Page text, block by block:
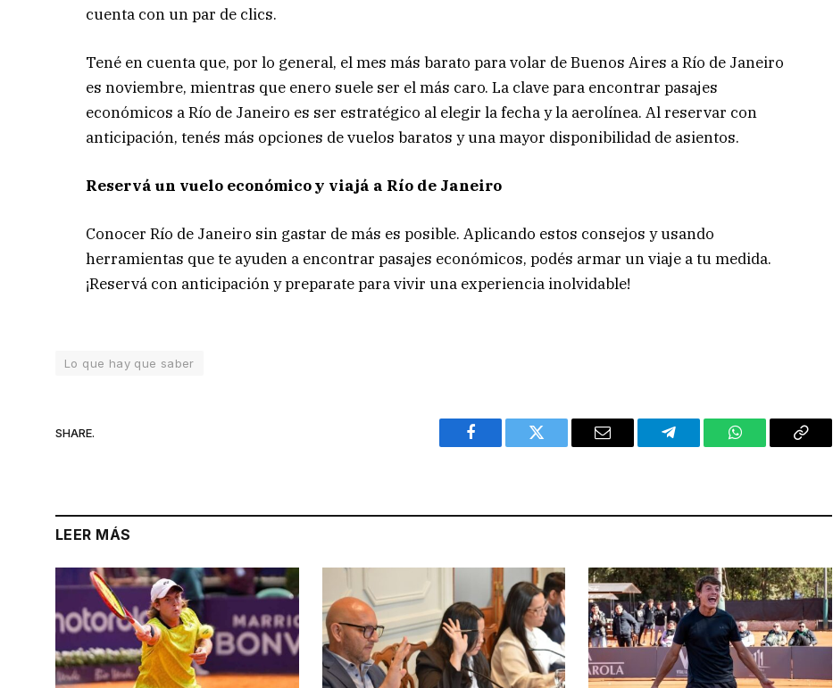
cuenta con un par de clics.
Tené en cuenta que, por lo general, el mes más barato para volar de Buenos Aires a Río de Janeiro
es noviembre, mientras que enero suele ser el más caro. La clave para encontrar pasajes
económicos a Río de Janeiro es ser estratégico al elegir la fecha y la aerolínea. Al reservar con
anticipación, tenés más opciones de vuelos baratos y una mayor disponibilidad de asientos.
Reservá un vuelo económico y viajá a Río de Janeiro
Conocer Río de Janeiro sin gastar de más es posible. Aplicando estos consejos y usando
herramientas que te ayuden a encontrar pasajes económicos, podés armar un viaje a tu medida.
¡Reservá con anticipación y preparate para vivir una experiencia inolvidable!
Lo que hay que saber
SHARE.
Facebook Twitter Email Telegram WhatsAppCopy
LEER MÁS